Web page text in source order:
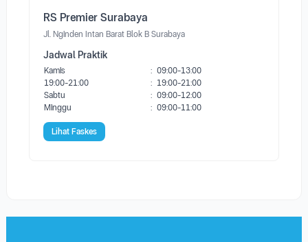
RS Premier Surabaya
Jl. Nginden Intan Barat Blok B Surabaya
Jadwal Praktik
Kamis : 09:00-13:00
19:00-21:00
: 19:00-21:00
Sabtu
: 09:00-12:00
Minggu
: 09:00-11:00
Lihat Faskes